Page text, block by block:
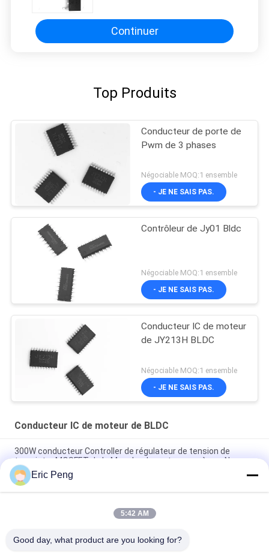
Continuer
Top Produits
Conducteur de porte de
Pwm de 3 phases
Négociable MOQ:1 ensemble
- JE NE SAIS PAS.
Contrôleur de Jy01 Bldc
Négociable MOQ:1 ensemble
- JE NE SAIS PAS.
Conducteur IC de moteur
de JY213H BLDC
Négociable MOQ:1 ensemble
- JE NE SAIS PAS.
Conducteur IC de moteur de BLDC
300W conducteur Controller de régulateur de tension de
transistor MOSFET de la Manche du moteur pas à pas N
Conducteur Ic By Overload de moteur de SPWM Sensorless
Bldc bloquant la protection
Règlement sans brosse de couple d'Ic With Starting de
Eric Peng
5:42 AM
Good day, what product are you looking for?